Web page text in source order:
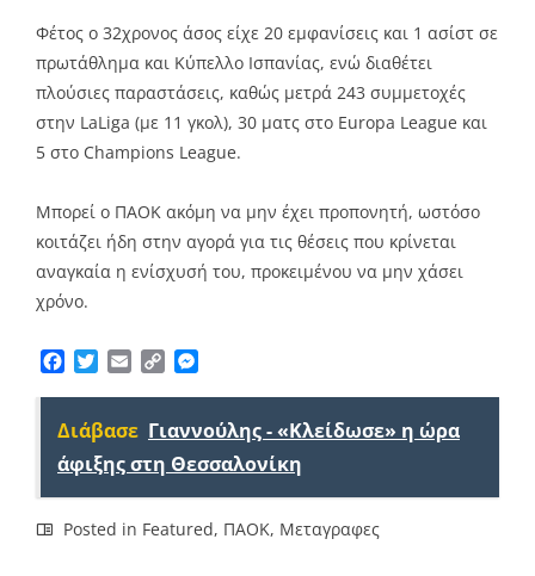
Φέτος ο 32χρονος άσος είχε 20 εμφανίσεις και 1 ασίστ σε
πρωτάθλημα και Κύπελλο Ισπανίας, ενώ διαθέτει
πλούσιες παραστάσεις, καθώς μετρά 243 συμμετοχές
στην LaLiga (με 11 γκολ), 30 ματς στο Europa League και
5 στο Champions League.
Μπορεί ο ΠΑΟΚ ακόμη να μην έχει προπονητή, ωστόσο
κοιτάζει ήδη στην αγορά για τις θέσεις που κρίνεται
αναγκαία η ενίσχυσή του, προκειμένου να μην χάσει
χρόνο.
Facebook
TwitterEmailCopy
Διάβασε Γιαννούλης - «Κλείδωσε» η ώρα
άφιξης στη Θεσσαλονίκη
Posted in Featured, ΠΑΟΚ, Μεταγραφες